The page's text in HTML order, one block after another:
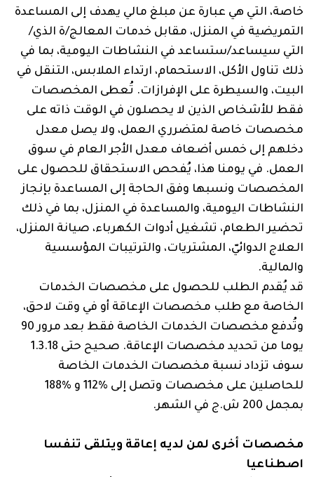
خاصة، التي هي عبارة عن مبلغ مالي يهدف إلى المساعدة
التمريضية في المنزل، مقابل خدمات المعالج/ة الذي/
التي سيساعد/ستساعد في النشاطات اليومية، بما في
ذلك تناول الأكل، الاستحمام‏، ارتداء الملابس، التنقل في
البيت، والسيطرة على الإفرازات. تُعطى المخصصات
فقط للأشخاص الذين لا يحصلون في الوقت ذاته على
مخصصات خاصة لمتضرري العمل، ولا يصل معدل
دخلهم إلى خمس أضعاف معدل الأجر العام في سوق
العمل. في يومنا هذا، يُفحص الاستحقاق للحصول على
المخصصات ونسبها وفق الحاجة إلى المساعدة بإنجاز
النشاطات اليومية، والمساعدة في المنزل، بما في ذلك
تحضير الطعام، تشغيل أدوات الكهرباء، صيانة المنزل،
العلاج الدوائيّ، المشتريات، والترتيبات المؤسسية
والمالية.
قد يُقدم الطلب للحصول على مخصصات الخدمات
الخاصة مع طلب مخصصات الإعاقة أو في وقت لاحق،
وتُدفع مخصصات الخدمات الخاصة فقط بعد مرور 90
سوف تزداد نسبة مخصصات الخدمات الخاصة
بمجمل ‏200‏ ش.ج في الشهر.
مخصصات أخرى لمن لديه إعاقة ويتلقى تنفسا
اصطناعيا